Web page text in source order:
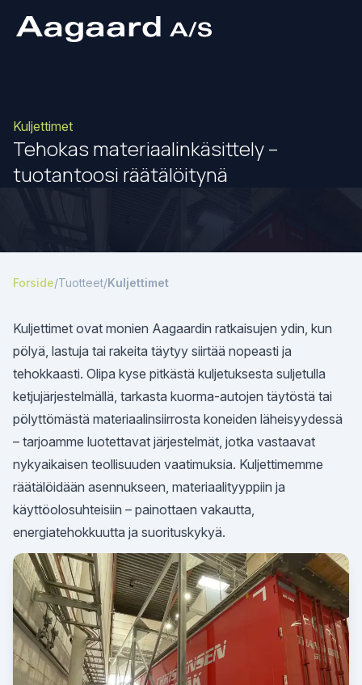
Kuljettimet
Tehokas materiaalinkäsittely –
tuotantoosi räätälöitynä
Forside/Tuotteet/Kuljettimet
Kuljettimet ovat monien Aagaardin ratkaisujen ydin, kun
pölyä, lastuja tai rakeita täytyy siirtää nopeasti ja
tehokkaasti. Olipa kyse pitkästä kuljetuksesta suljetulla
ketjujärjestelmällä, tarkasta kuorma-autojen täytöstä tai
pölyttömästä materiaalinsiirrosta koneiden läheisyydessä
– tarjoamme luotettavat järjestelmät, jotka vastaavat
nykyaikaisen teollisuuden vaatimuksia. Kuljettimemme
räätälöidään asennukseen, materiaalityyppiin ja
käyttöolosuhteisiin – painottaen vakautta,
energiatehokkuutta ja suorituskykyä.